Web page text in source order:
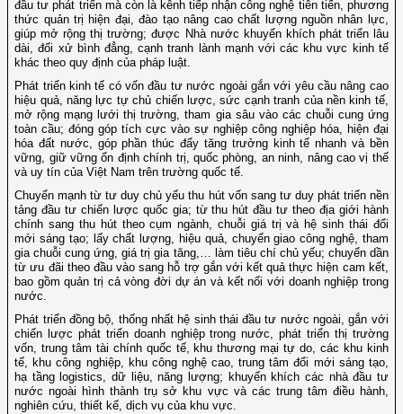
đầu tư phát triển mà còn là kênh tiếp nhận công nghệ tiên tiến, phương
thức quản trị hiện đại, đào tạo nâng cao chất lượng nguồn nhân lực,
giúp mở rộng thị trường; được Nhà nước khuyến khích phát triển lâu
dài, đối xử bình đẳng, cạnh tranh lành mạnh với các khu vực kinh tế
khác theo quy định của pháp luật.
Phát triển kinh tế có vốn đầu tư nước ngoài gắn với yêu cầu nâng cao
hiệu quả, năng lực tự chủ chiến lược, sức cạnh tranh của nền kinh tế,
mở rộng mạng lưới thị trường, tham gia sâu vào các chuỗi cung ứng
toàn cầu; đóng góp tích cực vào sự nghiệp công nghiệp hóa, hiện đại
hóa đất nước, góp phần thúc đẩy tăng trưởng kinh tế nhanh và bền
vững, giữ vững ổn định chính trị, quốc phòng, an ninh, nâng cao vị thế
và uy tín của Việt Nam trên trường quốc tế.
Chuyển mạnh từ tư duy chủ yếu thu hút vốn sang tư duy phát triển nền
tảng đầu tư chiến lược quốc gia; từ thu hút đầu tư theo địa giới hành
chính sang thu hút theo cụm ngành, chuỗi giá trị và hệ sinh thái đổi
mới sáng tạo; lấy chất lượng, hiệu quả, chuyển giao công nghệ, tham
gia chuỗi cung ứng, giá trị gia tăng,… làm tiêu chí chủ yếu; chuyển dần
từ ưu đãi theo đầu vào sang hỗ trợ gắn với kết quả thực hiện cam kết,
bao gồm quản trị cả vòng đời dự án và kết nối với doanh nghiệp trong
nước.
Phát triển đồng bộ, thống nhất hệ sinh thái đầu tư nước ngoài, gắn với
chiến lược phát triển doanh nghiệp trong nước, phát triển thị trường
vốn, trung tâm tài chính quốc tế, khu thương mại tự do, các khu kinh
tế, khu công nghiệp, khu công nghệ cao, trung tâm đổi mới sáng tạo,
hạ tầng logistics, dữ liệu, năng lượng; khuyến khích các nhà đầu tư
nước ngoài hình thành trụ sở khu vực và các trung tâm điều hành,
nghiên cứu, thiết kế, dịch vụ của khu vực.